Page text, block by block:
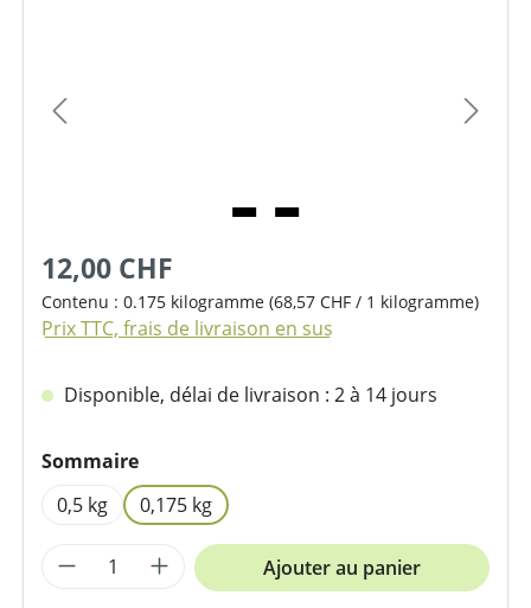
12,00 CHF
Contenu : 0.175 kilogramme (68,57 CHF / 1 kilogramme)
Prix TTC, frais de livraison en sus
Disponible, délai de livraison : 2 à 14 jours
Sélectionnez
Sommaire
0,5 kg
0,175 kg
Quantité de produit : Entrez la
Ajouter au panier